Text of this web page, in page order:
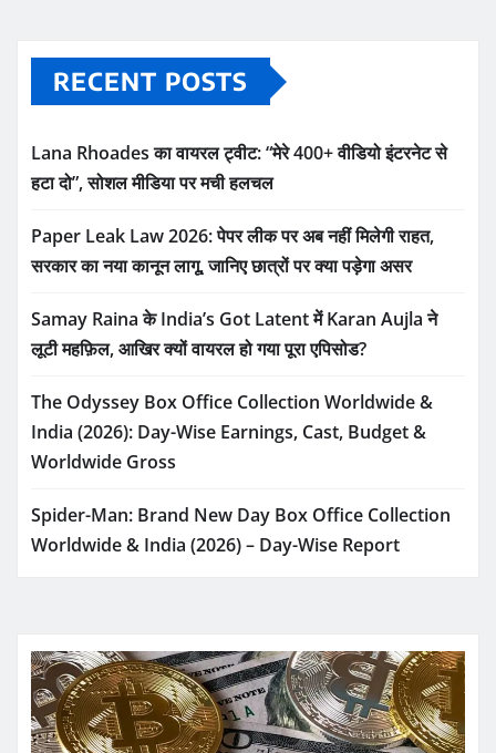
RECENT POSTS
Lana Rhoades का वायरल ट्वीट: “मेरे 400+ वीडियो इंटरनेट से
हटा दो”, सोशल मीडिया पर मची हलचल
Paper Leak Law 2026: पेपर लीक पर अब नहीं मिलेगी राहत,
सरकार का नया कानून लागू, जानिए छात्रों पर क्या पड़ेगा असर
Samay Raina के India’s Got Latent में Karan Aujla ने
लूटी महफ़िल, आखिर क्यों वायरल हो गया पूरा एपिसोड?
The Odyssey Box Office Collection Worldwide &
India (2026): Day-Wise Earnings, Cast, Budget &
Worldwide Gross
Spider-Man: Brand New Day Box Office Collection
Worldwide & India (2026) – Day-Wise Report